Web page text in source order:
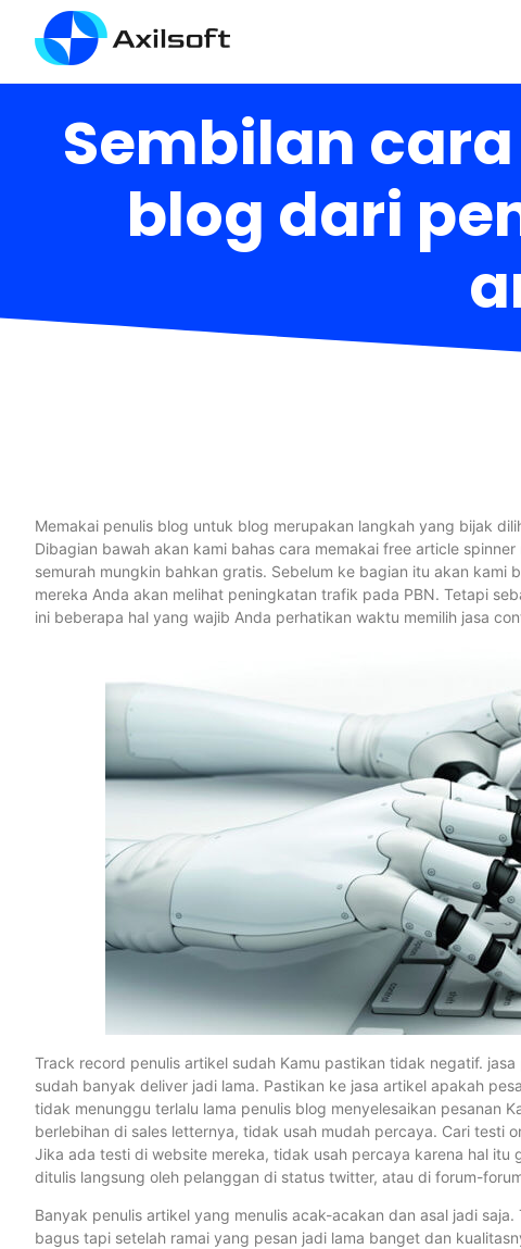
Sembilan
blog dari
Memakai penulis blog untuk blog merupakan langkah yang bijak
Dibagian bawah akan kami bahas cara memakai free article
semurah mungkin bahkan gratis. Sebelum ke bagian itu akan
mereka Anda akan melihat peningkatan trafik pada PBN. Tetapi
ini beberapa hal yang wajib Anda perhatikan waktu memilih jasa
Track record penulis artikel sudah Kamu pastikan tidak negatif.
sudah banyak deliver jadi lama. Pastikan ke jasa artikel apakah
tidak menunggu terlalu lama penulis blog menyelesaikan pesanan
berlebihan di sales letternya, tidak usah mudah percaya. Cari
Jika ada testi di website mereka, tidak usah percaya karena hal
ditulis langsung oleh pelanggan di status twitter, atau di forum-
Banyak penulis artikel yang menulis acak-acakan dan asal jadi
bagus tapi setelah ramai yang pesan jadi lama banget dan